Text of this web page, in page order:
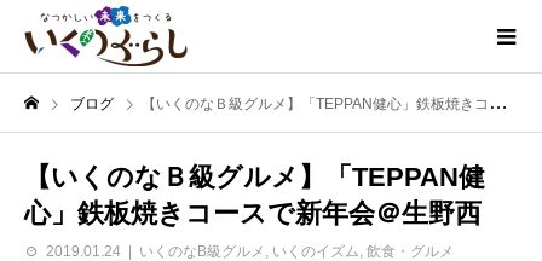
ブログ 【いくのなＢ級グルメ】「TEPPAN健心」鉄板焼きコースで新年会＠生野西
【いくのなＢ級グルメ】「TEPPAN健
心」鉄板焼きコースで新年会＠生野西
2019.01.24 いくのなB級グルメ いくのイズム 飲食・グルメ